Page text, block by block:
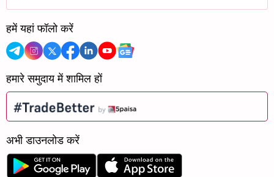
हमें यहां फॉलो करें
हमारे समुदाय में शामिल हों
अभी डाउनलोड करें